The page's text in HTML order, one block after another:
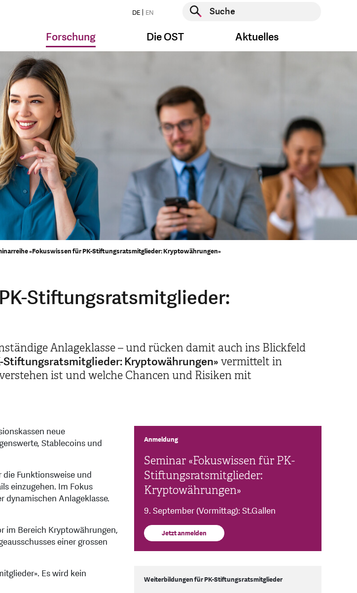
DE EN
Suche starten
Forschung Die OST Aktuelles
«Fokuswissen für PK-Stiftungsratsmitglieder: Kryptowährungen»
Stiftungsratsmitglieder:
Anlageklasse – und rücken damit auch ins Blickfeld
Stiftungsratsmitglieder: Kryptowährungen» vermittelt in
ist und welche Chancen und Risiken mit
neue
Stablecoins und
Funktionsweise und
einzugehen. Im Fokus
dynamischen Anlageklasse.
im Bereich Kryptowährungen,
einer grossen
Es wird kein
Seminar «Fokuswissen für PK-
Stiftungsratsmitglieder:
Kryptowährungen»
Anmeldung
9. September (Vormittag): St.Gallen
Jetzt anmelden
Weiterbildungen für PK-Stiftungsratsmitglieder